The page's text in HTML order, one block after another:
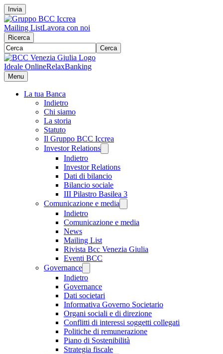
Invia
Mailing ListLavora con noi
Ricerca
Cerca
Ideale OnlineRelaxBanking
Menu
La tua Banca
Indietro
Chi siamo
La storia
Statuto
Il Gruppo BCC Iccrea
Investor Relations
Indietro
Investor Relations
Dati di bilancio
Bilancio sociale
III Pilastro Basilea 3
Comunicazione e media
Indietro
Comunicazione e media
News
Mailing List
Rivista Bcc Venezia Giulia
Eventi BCC
Governance
Indietro
Governance
Dati societari
Informativa Governo Societario
Organi sociali e di direzione
Conflitti di interessi soggetti collegati
Politiche di remunerazione
Piano di Sostenibilità
Strategia fiscale